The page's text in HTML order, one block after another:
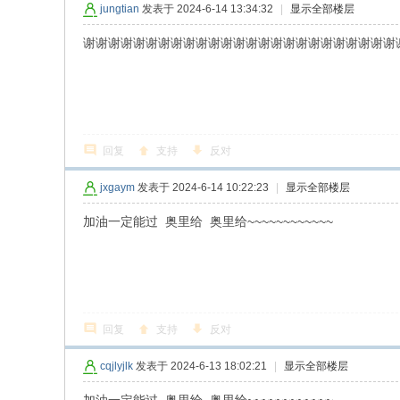
jungtian 发表于 2024-6-14 13:34:32 显示全部楼层
谢谢谢谢谢谢谢谢谢谢谢谢谢谢谢谢谢谢谢谢谢谢谢谢谢
回复 支持 反对
jxgaym 发表于 2024-6-14 10:22:23 显示全部楼层
加油一定能过 奥里给 奥里给~~~~~~~~~~~~
回复 支持 反对
cqjlyjlk 发表于 2024-6-13 18:02:21 显示全部楼层